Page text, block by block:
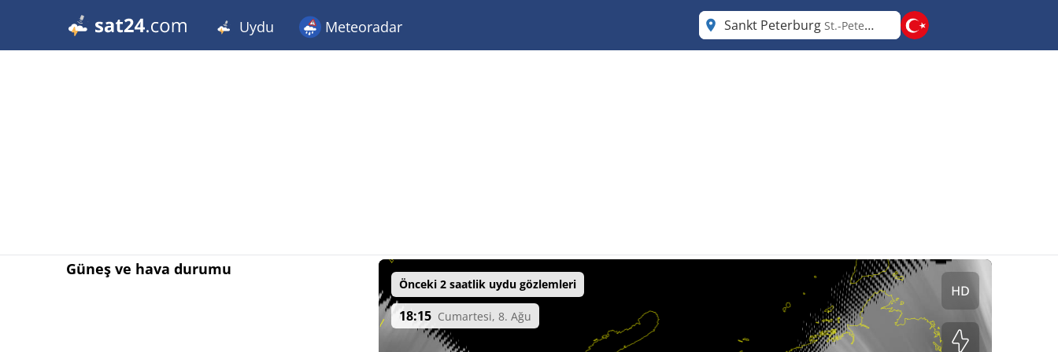
Uydu Meteoradar Sankt Peterburg St.-Petersburg
Güneş ve hava durumu
Önceki 2 saatlik uydu gözlemleri
18:15 Cumartesi, 8. Ağu